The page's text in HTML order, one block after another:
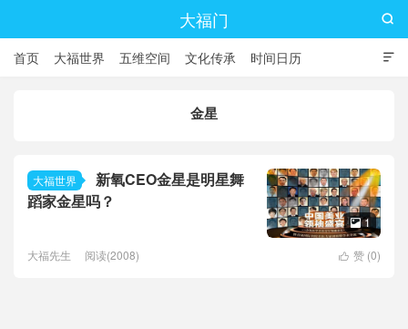
大福门

首页 大福世界 五维空间 文化传承 时间日历

金星
大福世界
新氧CEO金星是明星舞
蹈家金星吗？
 1
 赞 (0)
大福先生 阅读(2008)